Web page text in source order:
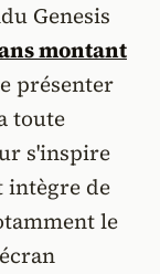
Genesis
montant
présenter
toute
s'inspire
intègre de
le